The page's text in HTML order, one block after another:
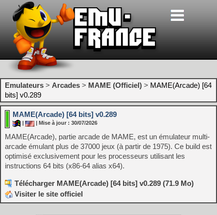
Emulateurs > Arcades > MAME (Officiel) > MAME(Arcade) [64
bits] v0.289
MAME(Arcade) [64 bits] v0.289
| Mise à jour : 30/07/2026
MAME(Arcade), partie arcade de MAME, est un émulateur multi-
arcade émulant plus de 37000 jeux (à partir de 1975). Ce build est
optimisé exclusivement pour les processeurs utilisant les
instructions 64 bits (x86-64 alias x64).
Télécharger MAME(Arcade) [64 bits] v0.289 (71.9 Mo)
Visiter le site officiel